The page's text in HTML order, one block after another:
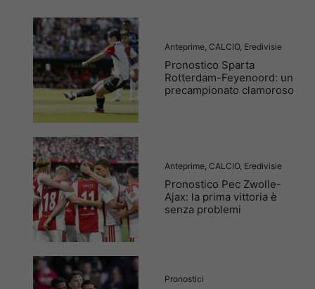
Anteprime CALCIO, Eredivisie
Pronostico Sparta
Rotterdam-Feyenoord: un
precampionato clamoroso
Anteprime CALCIO, Eredivisie
Pronostico Pec Zwolle-
Ajax: la prima vittoria è
senza problemi
Pronostici